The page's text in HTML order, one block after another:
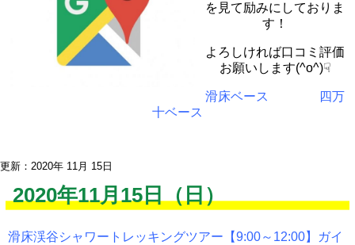
を見て励みにしておりま
す！
よろしければ口コミ評価
お願いします(^o^)☟
滑床ベース
四万
十ベース
更新：2020年 11月 15日
2020年11月15日（日）
滑床渓谷シャワートレッキングツアー【9:00～12:00】ガイ